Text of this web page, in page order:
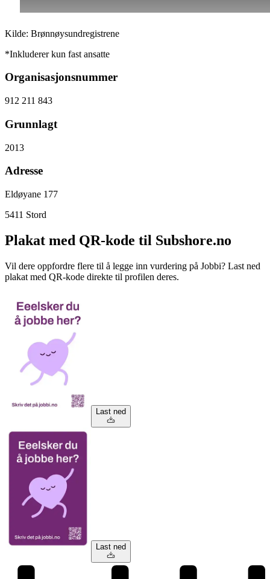
Kilde: Brønnøysundregistrene
*Inkluderer kun fast ansatte
Organisasjonsnummer
912 211 843
Grunnlagt
2013
Adresse
Eldøyane 177
5411 Stord
Plakat med QR-kode til Subshore.no
Vil dere oppfordre flere til å legge inn vurdering på Jobbi? Last ned
plakat med QR-kode direkte til profilen deres.
Last ned
Last ned